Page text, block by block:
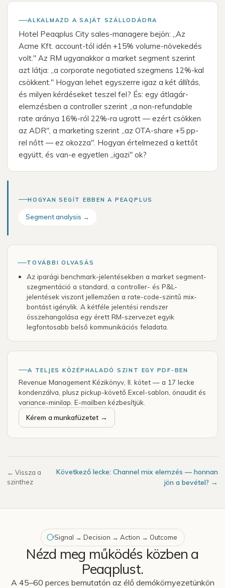
ALKALMAZD A SAJÁT SZÁLLODÁDRA
Hotel Peaqplus City sales-managere bejön: „Az
Acme Kft. account-tól idén +15% volume-növekedés
volt." Az RM ugyanakkor a market segment szerint
azt látja: „a corporate negotiated szegmens 12%-kal
csökkent." Hogyan lehet egyszerre igaz a két állítás,
és milyen kérdéseket teszel fel? És: egy átlagár-
elemzésben a controller szerint „a non-refundable
rate aránya 16%-ról 22%-ra ugrott — ezért csökken
az ADR", a marketing szerint „az OTA-share +5 pp-
rel nőtt — ez okozza". Hogyan értelmezed a kettőt
együtt, és van-e egyetlen „igazi" ok?
HOGYAN SEGÍT EBBEN A PEAQPLUS
Segment analysis →
TOVÁBBI OLVASÁS
Az iparági benchmark-jelentésekben a market segment-
szegmentáció a standard, a controller- és P&L-
jelentések viszont jellemzően a rate-code-szintű mix-
bontást igénylik. A kétféle jelentési rendszer
összehangolása egy érett RM-szervezet egyik
legfontosabb belső kommunikációs feladata.
A TELJES KÖZÉPHALADÓ SZINT EGY PDF-BEN
Revenue Management Kézikönyv, II. kötet — a 17 lecke
kondenzálva, plusz pickup-követő Excel-sablon, önaudit és
variance-minilap. E-mailben kézbesítjük.
Kérem a munkafüzetet →
← Vissza a
szinthez
Következő lecke: Channel mix elemzés — honnan
jön a bevétel? →
Signal → Decision → Action → Outcome
Nézd meg működés közben a
Peaqplust.
A 45–60 perces bemutatón az élő demókörnyezetünkön